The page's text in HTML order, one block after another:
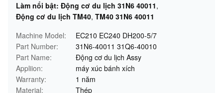
Làm nổi bật: Động cơ du lịch 31N6 40011,
Động cơ du lịch TM40, TM40 31N6 40011
Machine Model:
EC210 EC240 DH200-5/7
Part Number:
31N6-40011 31Q6-40010
Part Name:
Động cơ du lịch Assy
Appliion:
máy xúc bánh xích
Warranty:
1 năm
Material:
Thép